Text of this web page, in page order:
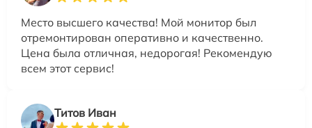
Место высшего качества! Мой монитор был
отремонтирован оперативно и качественно.
Цена была отличная, недорогая! Рекомендую
всем этот сервис!
Титов Иван